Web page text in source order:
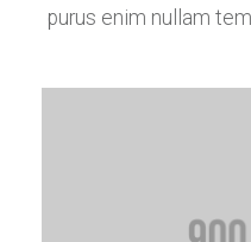
purus enim nullam